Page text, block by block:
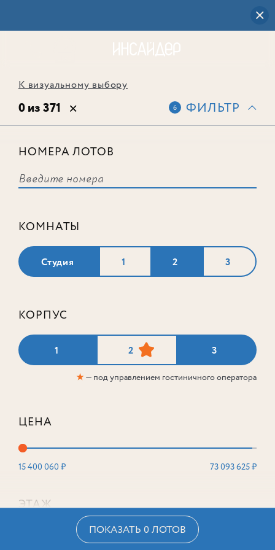
К визуальному выбору
0 из 371 6 ФИЛЬТР
НОМЕРА ЛОТОВ
КОМНАТЫ
Студия 1 2 3
КОРПУС
1 2 3
★— под управлением гостиничного оператора
ЦЕНА
15 400 060 ₽ 73 093 625 ₽
ЭТАЖ
ПОКАЗАТЬ 0 ЛОТОВ
соответствует ни одного лота